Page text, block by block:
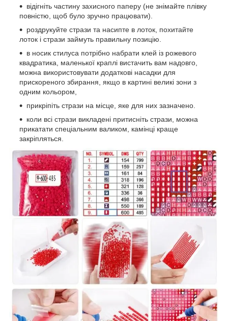
відігніть частину захисного паперу (не знімайте плівку
повністю, щоб було зручно працювати).
роздрукуйте стрази та насипте в лоток, похитайте
лоток і стрази займуть правильну позицію.
в носик стилуса потрібно набрати клей із рожевого
квадратика, маленької краплі вистачить вам надовго,
можна використовувати додаткові насадки для
прискореного збирання, якщо в картині великі зони з
одним кольором,
прикріпіть стрази на місце, яке для них зазначено.
коли всі стрази викладені притисніть стрази, можна
прикатати спеціальним валиком, камінці краще
закріпляться.